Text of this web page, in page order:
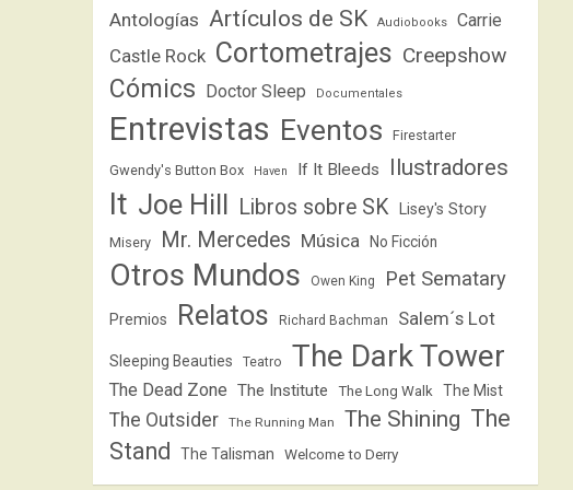
Antologías Artículos de SK Audiobooks Carrie
Castle Rock Cortometrajes Creepshow
Cómics Doctor Sleep Documentales
Entrevistas Eventos Firestarter
Gwendy's Button Box Haven If It Bleeds Ilustradores
It Joe Hill Libros sobre SK Lisey's Story
Misery Mr. Mercedes Música No Ficción
Otros Mundos Owen King Pet Sematary
Premios Relatos Richard Bachman Salem´s Lot
Sleeping Beauties Teatro The Dark Tower
The Dead Zone The Institute The Long Walk The Mist
The Outsider The Running Man The Shining The
Stand
The Talisman Welcome to Derry